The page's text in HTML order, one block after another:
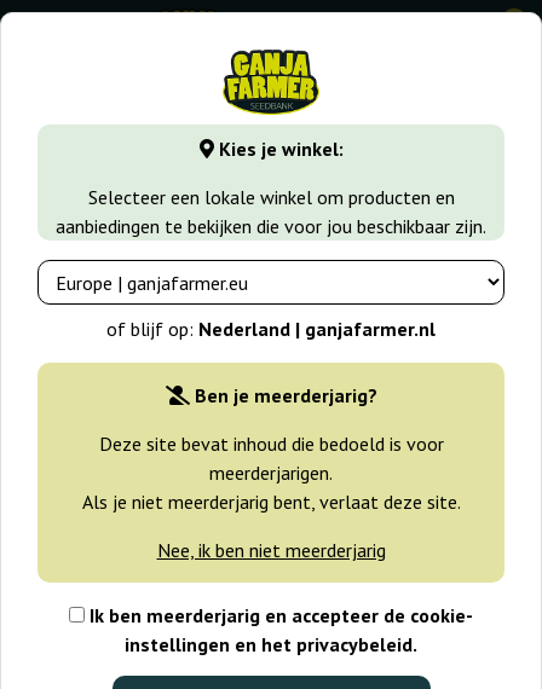
Kies je winkel:
Selecteer een lokale winkel om producten en
aanbiedingen te bekijken die voor jou beschikbaar zijn.
of blijf op: Nederland | ganjafarmer.nl
Ben je meerderjarig?
Deze site bevat inhoud die bedoeld is voor
meerderjarigen.
Als je niet meerderjarig bent, verlaat deze site.
Nee, ik ben niet meerderjarig
Ik ben meerderjarig en accepteer de cookie-
instellingen en het privacybeleid.
0
GanjaFarmer.nl Seedbanks Ace Seeds
Ace Seeds Wietzaden
Filters Sorteren